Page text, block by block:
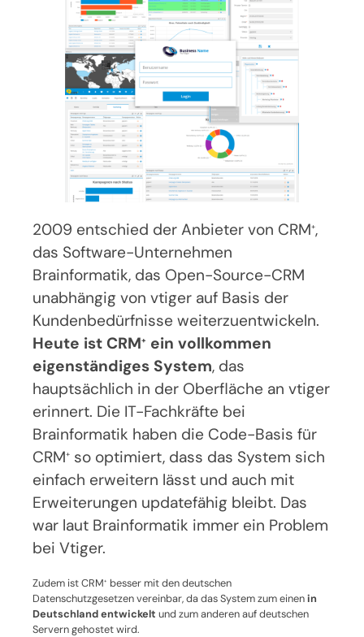
2009 entschied der Anbieter von CRM+,
das Software-Unternehmen
Brainformatik, das Open-Source-CRM
unabhängig von vtiger auf Basis der
Kundenbedürfnisse weiterzuentwickeln.
Heute ist CRM+ ein vollkommen
eigenständiges System, das
hauptsächlich in der Oberfläche an vtiger
erinnert. Die IT-Fachkräfte bei
Brainformatik haben die Code-Basis für
CRM+ so optimiert, dass das System sich
einfach erweitern lässt und auch mit
Erweiterungen updatefähig bleibt. Das
war laut Brainformatik immer ein Problem
bei Vtiger.
Zudem ist CRM+
besser mit den deutschen
Datenschutzgesetzen vereinbar, da das System zum einenin
Deutschland entwickelt und zum anderen auf deutschen
Servern gehostet wird.